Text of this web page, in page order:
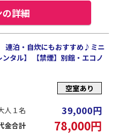
詳細
連泊・自炊にもおすすめ♪ミニ
タル】 【禁煙】別館・エコノ
空室あり
人１名 39,000円
金合計 78,000円